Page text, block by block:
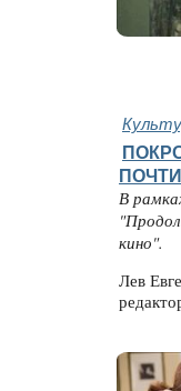
В
кино".
Лев